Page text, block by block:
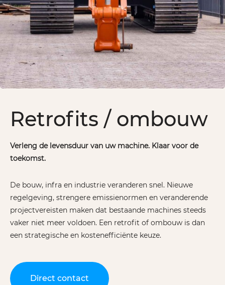
Retrofits / ombouw
Verleng de levensduur van uw machine. Klaar voor de
toekomst.
De bouw, infra en industrie veranderen snel. Nieuwe
regelgeving, strengere emissienormen en veranderende
projectvereisten maken dat bestaande machines steeds
vaker niet meer voldoen. Een retrofit of ombouw is dan
een strategische en kostenefficiënte keuze.
Direct contact